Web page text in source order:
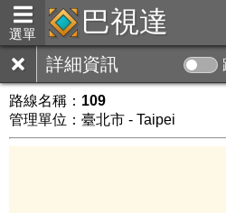
選單 巴視達
詳細資訊
路線名稱： 109
管理單位：臺北市 - Taipei